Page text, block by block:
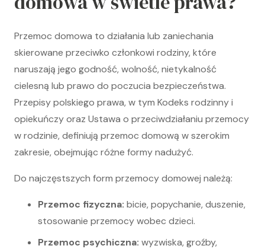
Przemoc domowa to działania lub zaniechania
skierowane przeciwko członkowi rodziny, które
naruszają jego godność, wolność, nietykalność
cielesną lub prawo do poczucia bezpieczeństwa.
Przepisy polskiego prawa, w tym Kodeks rodzinny i
opiekuńczy oraz Ustawa o przeciwdziałaniu przemocy
w rodzinie, definiują przemoc domową w szerokim
zakresie, obejmując różne formy nadużyć.
Do najczęstszych form przemocy domowej należą:
Przemoc fizyczna: bicie, popychanie, duszenie,
stosowanie przemocy wobec dzieci.
Przemoc psychiczna: wyzwiska, groźby,